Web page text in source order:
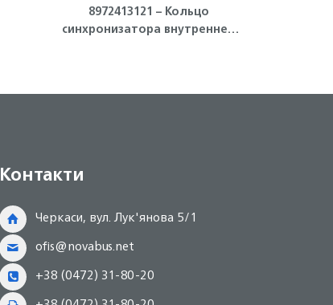
8972413121 – Кольцо
синхронизатора внутреннее
Контакти
Черкаси, вул. Лук'янова 5/1
ofis@novabus.net
+38 (0472) 31-80-20